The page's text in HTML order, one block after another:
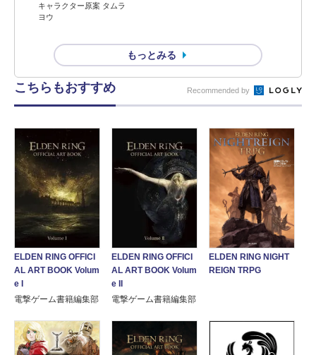
キャラクター原案 タムラ
ヨウ
もっとみる
こちらもおすすめ Recommended by
ELDEN RING OFFICI
AL ART BOOK Volum
e I
電撃ゲーム書籍編集部
ELDEN RING OFFICI
AL ART BOOK Volum
e II
電撃ゲーム書籍編集部
ELDEN RING NIGHT
REIGN TRPG